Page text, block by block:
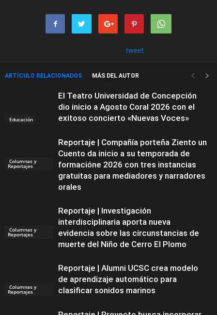
tweet
ARTÍCULO RELACIONADOS MÁS DEL AUTOR
Educación
El Teatro Universidad de Concepción
dio inicio a Agosto Coral 2026 con el
exitoso concierto «Nuevas Voces»
Columnas y
Reportajes
Reportaje | Compañía porteña Ziento un
Cuento da inicio a su temporada de
formacióne 2026 con tres instancias
gratuitas para mediadores y narradores
orales
Columnas y
Reportajes
Reportaje | Investigación
interdisciplinaria aporta nueva
evidencia sobre las circunstancias de
muerte del Niño de Cerro El Plomo
Columnas y
Reportajes
Reportaje | Alumni UCSC crea modelo
de aprendizaje automático para
clasificar sonidos marinos